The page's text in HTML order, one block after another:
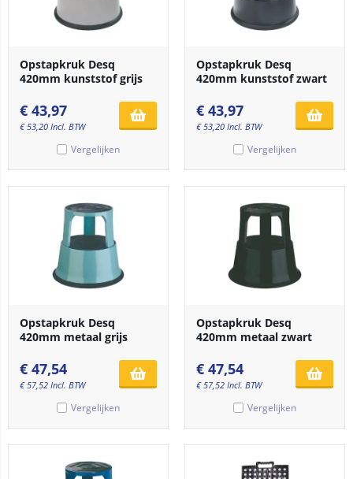
Opstapkruk Desq
420mm kunststof grijs
€ 43,97
€53,20 Incl. BTW
Vergelijken
Opstapkruk Desq
420mm kunststof zwart
€ 43,97
€53,20 Incl. BTW
Vergelijken
Opstapkruk Desq
420mm metaal grijs
€ 47,54
€57,52 Incl. BTW
Vergelijken
Opstapkruk Desq
420mm metaal zwart
€ 47,54
€57,52 Incl. BTW
Vergelijken